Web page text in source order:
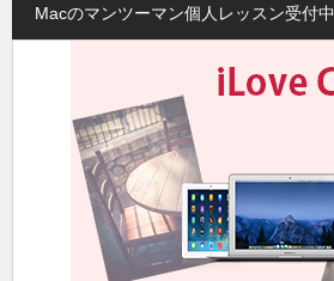
Macのマンツーマン個人レッスン受付中